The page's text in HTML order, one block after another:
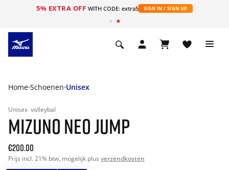
5% EXTRA OFF WITH CODE: extra5 SIGN IN / SIGN UP
Home Schoenen Unisex
Unisex volleybal
MIZUNO NEO JUMP
€200.00
Prijs incl. 21% btw, mogelijk plus verzendkosten